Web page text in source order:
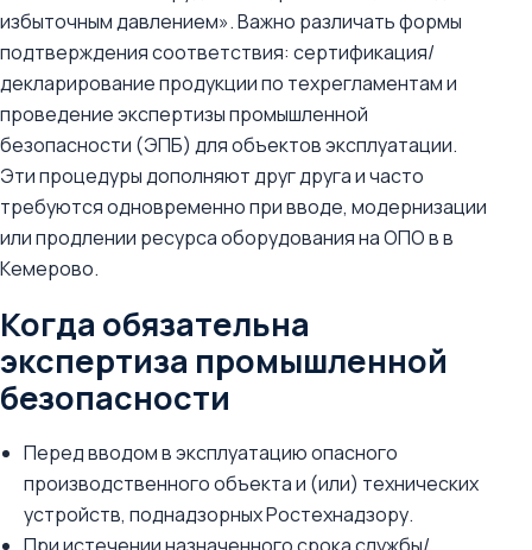
избыточным давлением». Важно различать формы
подтверждения соответствия: сертификация/
декларирование продукции по техрегламентам и
проведение экспертизы промышленной
безопасности (ЭПБ) для объектов эксплуатации.
Эти процедуры дополняют друг друга и часто
требуются одновременно при вводе, модернизации
или продлении ресурса оборудования на ОПО в в
Кемерово.
Когда обязательна
экспертиза промышленной
безопасности
Перед вводом в эксплуатацию опасного
производственного объекта и (или) технических
устройств, поднадзорных Ростехнадзору.